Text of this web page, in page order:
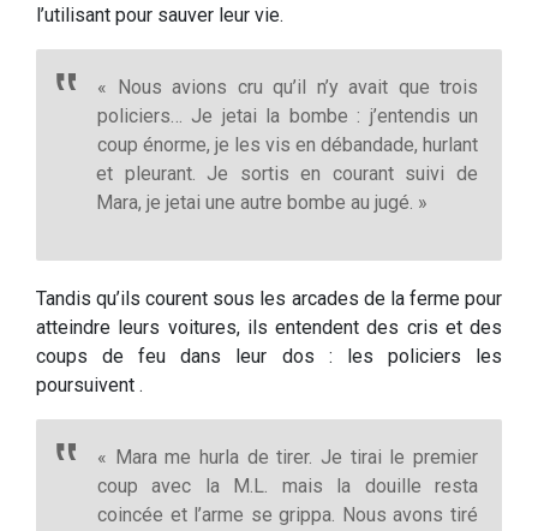
l’utilisant pour sauver leur vie.
« Nous avions cru qu’il n’y avait que trois
policiers… Je jetai la bombe : j’entendis un
coup énorme, je les vis en débandade, hurlant
et pleurant. Je sortis en courant suivi de
Mara, je jetai une autre bombe au jugé. »
Tandis qu’ils courent sous les arcades de la ferme pour
atteindre leurs voitures, ils entendent des cris et des
coups de feu dans leur dos : les policiers les
poursuivent .
« Mara me hurla de tirer. Je tirai le premier
coup avec la M.L. mais la douille resta
coincée et l’arme se grippa. Nous avons tiré